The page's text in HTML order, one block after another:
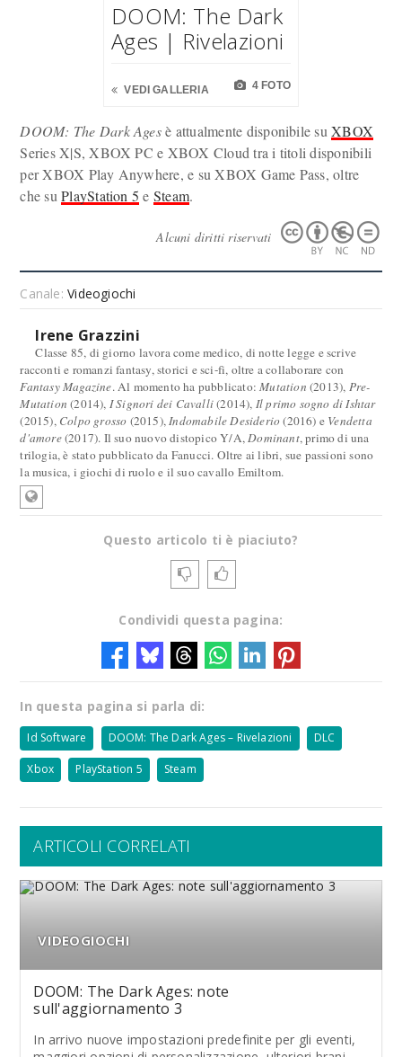
DOOM: The Dark
Ages | Rivelazioni
VEDI GALLERIA 4 FOTO
DOOM: The Dark Agesè attualmente disponibile suXBOX
Series X|S, XBOX PC e XBOX Cloud tra i titoli disponibili
per XBOX Play Anywhere, e su XBOX Game Pass, oltre
che suPlayStation 5 e Steam.
Alcuni diritti riservati
Canale:Videogiochi
Irene Grazzini
Classe 85, di giorno lavora come medico, di notte legge e scrive
racconti e romanzi fantasy, storici e sci-fi, oltre a collaborare con
Fantasy Magazine. Al momento ha pubblicato:Mutation (2013), Pre-
Mutation (2014), I Signori dei Cavalli(2014), Il primo sogno di Ishtar
(2015), Colpo grosso (2015),Indomabile Desiderio (2016) e Vendetta
d'amore(2017). Il suo nuovo distopico Y/A,Dominant, primo di una
trilogia, è stato pubblicato da Fanucci. Oltre ai libri, sue passioni sono
la musica, i giochi di ruolo e il suo cavallo Emiltom.
Questo articolo ti è piaciuto?
Condividi questa pagina:
In questa pagina si parla di:
Id Software DOOM: The Dark Ages – Rivelazioni DLC
Xbox PlayStation 5 Steam
ARTICOLI CORRELATI
VIDEOGIOCHI
DOOM: The Dark Ages: note
sull'aggiornamento 3
In arrivo nuove impostazioni predefinite per gli eventi,